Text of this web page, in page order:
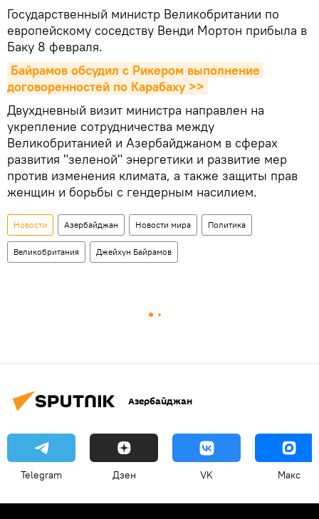
Государственный министр Великобритании по
европейскому соседству Венди Мортон прибыла в
Баку 8 февраля.
Байрамов обсудил с Рикером выполнение
договоренностей по Карабаху >>
​Двухдневный визит министра направлен на
укрепление сотрудничества между
Великобританией и Азербайджаном в сферах
развития "зеленой" энергетики и развитие мер
против изменения климата, а также защиты прав
женщин и борьбы с гендерным насилием.
Новости Азербайджан Новости мира Политика
Великобритания Джейхун Байрамов
Азербайджан
Telegram Дзен VK Макс